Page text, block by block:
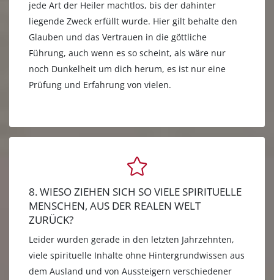
jede Art der Heiler machtlos, bis der dahinter
liegende Zweck erfüllt wurde. Hier gilt behalte den
Glauben und das Vertrauen in die göttliche
Führung, auch wenn es so scheint, als wäre nur
noch Dunkelheit um dich herum, es ist nur eine
Prüfung und Erfahrung von vielen.
8. WIESO ZIEHEN SICH SO VIELE SPIRITUELLE
MENSCHEN, AUS DER REALEN WELT
ZURÜCK?
Leider wurden gerade in den letzten Jahrzehnten,
viele spirituelle Inhalte ohne Hintergrundwissen aus
dem Ausland und von Aussteigern verschiedener